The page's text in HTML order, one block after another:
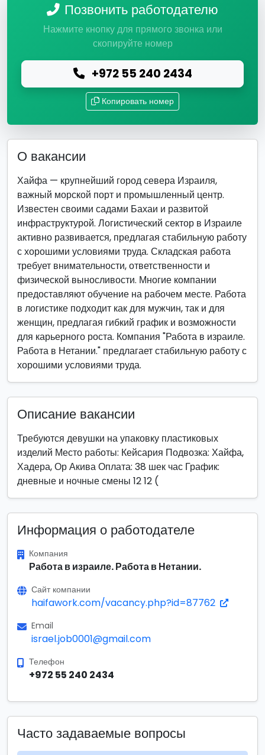
Позвонить работодателю
Нажмите кнопку для прямого звонка или
скопируйте номер
+972 55 240 2434
Копировать номер
О вакансии
Хайфа — крупнейший город севера Израиля,
важный морской порт и промышленный центр.
Известен своими садами Бахаи и развитой
инфраструктурой. Логистический сектор в Израиле
активно развивается, предлагая стабильную работу
с хорошими условиями труда. Складская работа
требует внимательности, ответственности и
физической выносливости. Многие компании
предоставляют обучение на рабочем месте. Работа
в логистике подходит как для мужчин, так и для
женщин, предлагая гибкий график и возможности
для карьерного роста. Компания "Работа в израиле.
Работа в Нетании." предлагает стабильную работу с
хорошими условиями труда.
Описание вакансии
Требуются девушки на упаковку пластиковых
изделий Место работы: Кейсария Подвозка: Хайфа,
Хадера, Ор Акива Оплата: 38 шек час График:
дневные и ночные смены 12 12 (
Информация о работодателе
Компания
Работа в израиле. Работа в Нетании.
Сайт компании
haifawork.com/vacancy.php?id=87762
Email
israel.job0001@gmail.com
Телефон
+972 55 240 2434
Часто задаваемые вопросы